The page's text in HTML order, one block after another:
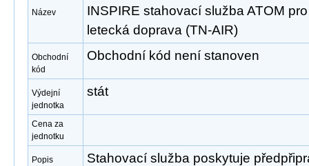
Název
INSPIRE stahovací služba ATOM
letecká doprava (TN-AIR)
Obchodní
kód
Obchodní kód není stanoven
Výdejní
jednotka
stát
Cena za
jednotku
Popis
Stahovací služba poskytuje